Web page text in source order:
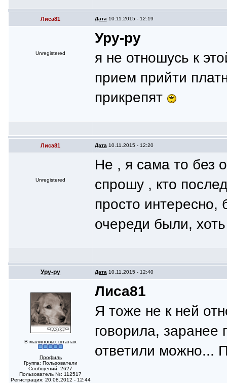
Лиса81 Дата 10.11.2015 - 12:19
Unregistered
Уру-ру
я не отношусь к
прием прийти
прикрепят
Лиса81 Дата 10.11.2015 - 12:20
Unregistered
Не , я сама то без
спрошу , кто
просто
очереди были,
Уру-ру Дата 10.11.2015 - 12:40
В малиновых штанах
Профиль
Группа: Пользователи
Сообщений: 2627
Пользователь №: 112517
Регистрация: 20.08.2012 - 12:44
Лиса81
Я тоже не к ней
говорила,
ответили можно...